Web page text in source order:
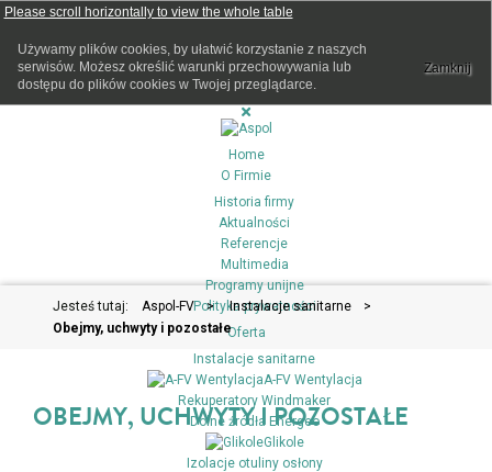
Home
O Firmie
Historia firmy
Aktualności
Referencje
Multimedia
Programy unijne
Polityka prywatności
Oferta
Instalacje sanitarne
A-FV Wentylacja
Rekuperatory Windmaker
Dolne źródła Energeo
Glikole
Izolacje otuliny osłony
Jesteś tutaj: Aspol-FV > Instalacje sanitarne
>
Obejmy, uchwyty i pozostałe
OBEJMY, UCHWYTY I POZOSTAŁE
Używamy plików cookies, by ułatwić korzystanie z naszych
serwisów. Możesz określić warunki przechowywania lub
dostępu do plików cookies w Twojej przeglądarce.
Zamknij